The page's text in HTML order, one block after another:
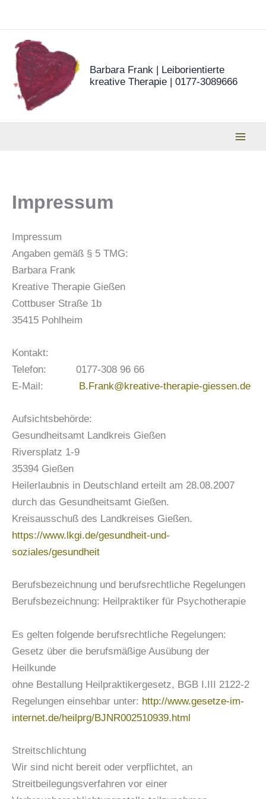
springen
Barbara Frank | Leiborientierte
kreative Therapie | 0177-3089666
Impressum
Impressum
Angaben gemäß § 5 TMG:
Barbara Frank
Kreative Therapie Gießen
Cottbuser Straße 1b
35415 Pohlheim
Kontakt:
Telefon: 0177-308 96 66
E-Mail: B.Frank@kreative-therapie-giessen.de
Aufsichtsbehörde:
Gesundheitsamt Landkreis Gießen
Riversplatz 1-9
35394 Gießen
Heilerlaubnis in Deutschland erteilt am 28.08.2007
durch das Gesundheitsamt Gießen.
Kreisausschuß des Landkreises Gießen.
https://www.lkgi.de/gesundheit-und-
soziales/gesundheit
Berufsbezeichnung und berufsrechtliche Regelungen
Berufsbezeichnung: Heilpraktiker für Psychotherapie
Es gelten folgende berufsrechtliche Regelungen:
Gesetz über die berufsmäßige Ausübung der
Heilkunde
ohne Bestallung Heilpraktikergesetz, BGB I.III 2122-2
Regelungen einsehbar unter: http://www.gesetze-im-
internet.de/heilprg/BJNR002510939.html
Streitschlichtung
Wir sind nicht bereit oder verpflichtet, an
Streitbeilegungsverfahren vor einer